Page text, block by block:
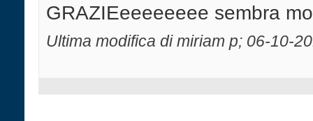
GRAZIEeeeeeeee sembra
Ultima modifica di miriam p; 06-10-